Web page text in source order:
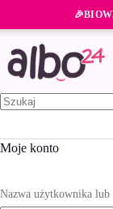
treści
🎉
Moje konto
Nazwa użytkownika lub